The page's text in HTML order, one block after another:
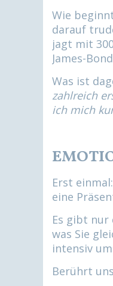
Wie
darauf
jagt mit
James-
Was ist
zahlreich
ich mich
Erst
eine
Es gibt nur
was Sie
intensiv
Berührt